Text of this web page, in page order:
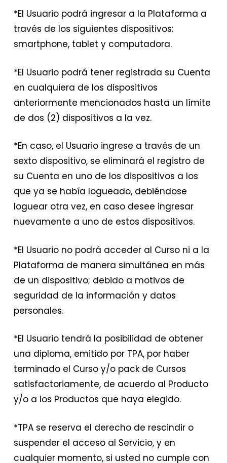
*El Usuario podrá ingresar a la Plataforma a
través de los siguientes dispositivos:
smartphone, tablet y computadora.
*El Usuario podrá tener registrada su Cuenta
en cualquiera de los dispositivos
anteriormente mencionados hasta un límite
de dos (2) dispositivos a la vez.
*En caso, el Usuario ingrese a través de un
sexto dispositivo, se eliminará el registro de
su Cuenta en uno de los dispositivos a los
que ya se había logueado, debiéndose
loguear otra vez, en caso desee ingresar
nuevamente a uno de estos dispositivos.
*El Usuario no podrá acceder al Curso ni a la
Plataforma de manera simultánea en más
de un dispositivo; debido a motivos de
seguridad de la información y datos
personales.
*El Usuario tendrá la posibilidad de obtener
una diploma, emitido por TPA, por haber
terminado el Curso y/o pack de Cursos
satisfactoriamente, de acuerdo al Producto
y/o a los Productos que haya elegido.
*TPA se reserva el derecho de rescindir o
suspender el acceso al Servicio, y en
cualquier momento, si usted no cumple con